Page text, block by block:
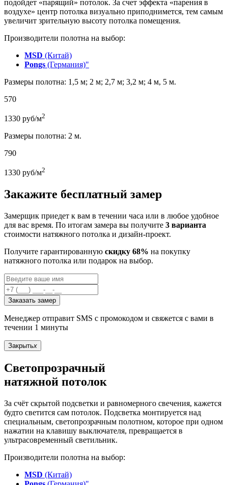
подойдет «парящий» потолок. За счет эффекта «парения в
воздухе» центр потолка визуально приподнимется, тем самым
увеличит зрительную высоту потолка помещения.
Производители полотна на выбор:
MSD (Китай)
Pongs (Германия)"
Размеры полотна: 1,5 м; 2 м; 2,7 м; 3,2 м; 4 м, 5 м.
570
1330 руб/м2
Размеры полотна: 2 м.
790
1330 руб/м2
Закажите бесплатный замер
Замерщик приедет к вам в течении часа или в любое удобное
для вас время. По итогам замера вы получите 3 варианта
стоимости натяжного потолка и дизайн-проект.
Получите гарантированную скидку 68% на покупку
натяжного потолка или подарок на выбор.
Заказать замер
Менеджер отправит SMS с промокодом и свяжется с вами в
течении 1 минуты
Закрытьx
Светопрозрачный
натяжной потолок
За счёт скрытой подсветки и равномерного свечения, кажется
будто светится сам потолок. Подсветка монтируется над
специальным, светопрозрачным полотном, которое при одном
нажатии на клавишу выключателя, превращается в
ультрасовременный светильник.
Производители полотна на выбор:
MSD (Китай)